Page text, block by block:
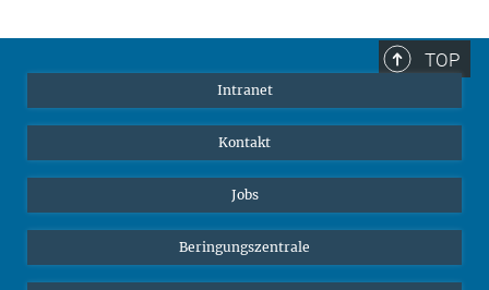
TOP
Intranet
Kontakt
Jobs
Beringungszentrale